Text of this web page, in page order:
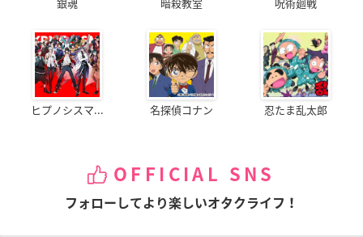
ヒプノシスマ... 名探偵コナン 忍たま乱太郎
OFFICIAL SNS
フォローしてより楽しいオタクライフ！